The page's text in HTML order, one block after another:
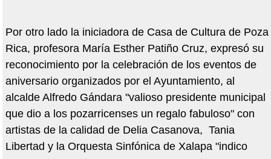
Por otro lado la iniciadora de Casa de Cultura de Poza
Rica, profesora María Esther Patiño Cruz, expresó su
reconocimiento por la celebración de los eventos de
aniversario organizados por el Ayuntamiento, al
alcalde Alfredo Gándara "valioso presidente municipal
que dio a los pozarricenses un regalo fabuloso" con
artistas de la calidad de Delia Casanova, Tania
Libertad y la Orquesta Sinfónica de Xalapa "indico